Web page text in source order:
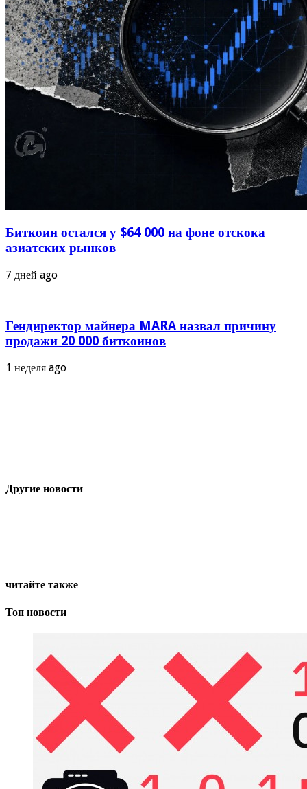
Биткоин остался у $64 000 на фоне отскока
азиатских рынков
7 дней ago
Гендиректор майнера MARA назвал причину
продажи 20 000 биткоинов
1 неделя ago
Другие новости
читайте также
Топ новости